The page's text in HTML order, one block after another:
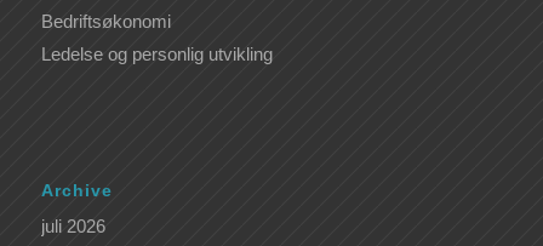
Bedriftsøkonomi
Ledelse og personlig utvikling
Archive
juli 2026